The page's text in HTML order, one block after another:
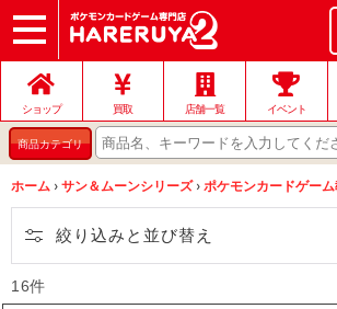
ショップ
店頭買取
ネット買取
店舗一覧
イベント
お問い合わせ
ショップ 買取 店舗一覧 イベント
商品カテゴリ
ホーム › サン＆ムーンシリーズ › ポケモンカードゲー
絞り込みと並び替え
16件